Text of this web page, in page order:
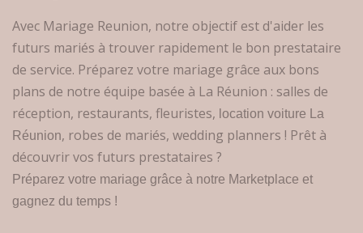
Avec Mariage Reunion, notre objectif est d'aider les
futurs mariés à trouver rapidement le bon prestataire
de service. Préparez votre mariage grâce aux bons
plans de notre équipe basée à La Réunion : salles de
réception, restaurants, fleuristes, location voiture La
Réunion, robes de mariés, wedding planners ! Prêt à
découvrir vos futurs prestataires ?
Préparez votre mariage grâce à notre Marketplace et
gagnez du temps !